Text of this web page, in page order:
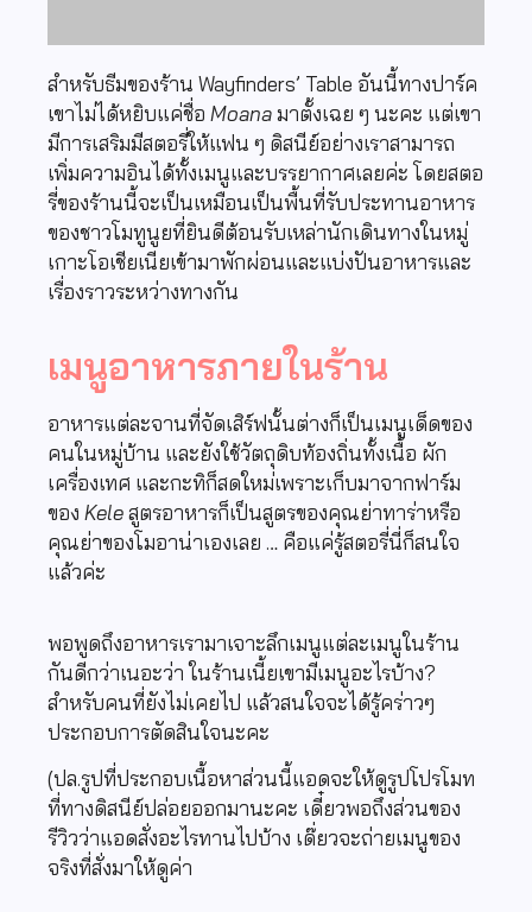
สำหรับธีมของร้าน Wayfinders’ Table อันนี้ทางปาร์ค
เขาไม่ได้หยิบแค่ชื่อ Moanaมาตั้งเฉย ๆ นะคะ แต่เขา
มีการเสริมมีสตอรี่ให้แฟน ๆ ดิสนีย์อย่างเราสามารถ
เพิ่มความอินได้ทั้งเมนูและบรรยากาศเลยค่ะ โดยสตอ
รี่ของร้านนี้จะเป็นเหมือนเป็นพื้นที่รับประทานอาหาร
ของชาวโมทูนูยที่ยินดีต้อนรับเหล่านักเดินทางในหมู่
เกาะโอเชียเนียเข้ามาพักผ่อนและแบ่งปันอาหารและ
เรื่องราวระหว่างทางกัน
เมนูอาหารภายในร้าน
อาหารแต่ละจานที่จัดเสิร์ฟนั้นต่างก็เป็นเมนูเด็ดของ
คนในหมู่บ้าน และยังใช้วัตถุดิบท้องถิ่นทั้งเนื้อ ผัก
เครื่องเทศ และกะทิก็สดใหม่เพราะเก็บมาจากฟาร์ม
ของ Keleสูตรอาหารก็เป็นสูตรของคุณย่าทาร่าหรือ
คุณย่าของโมอาน่าเองเลย … คือแค่รู้สตอรี่นี่ก็สนใจ
แล้วค่ะ
พอพูดถึงอาหารเรามาเจาะลึกเมนูแต่ละเมนูในร้าน
กันดีกว่าเนอะว่า ในร้านเนี้ยเขามีเมนูอะไรบ้าง?
สำหรับคนที่ยังไม่เคยไป แล้วสนใจจะได้รู้คร่าวๆ
ประกอบการตัดสินใจนะคะ
(ปล.รูปที่ประกอบเนื้อหาส่วนนี้แอดจะให้ดูรูปโปรโมท
ที่ทางดิสนีย์ปล่อยออกมานะคะ เดี๋ยวพอถึงส่วนของ
รีวิวว่าแอดสั่งอะไรทานไปบ้าง เด๊่ยวจะถ่ายเมนูของ
จริงที่สั่งมาให้ดูค่า